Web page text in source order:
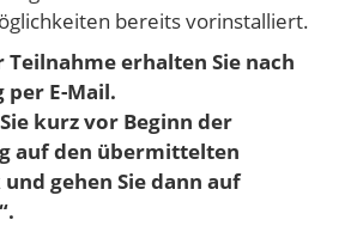
bereits vorinstalliert.
Teilnahme erhalten Sie nach
per E-Mail.
kurz vor Beginn der
auf den übermittelten
gehen Sie dann auf